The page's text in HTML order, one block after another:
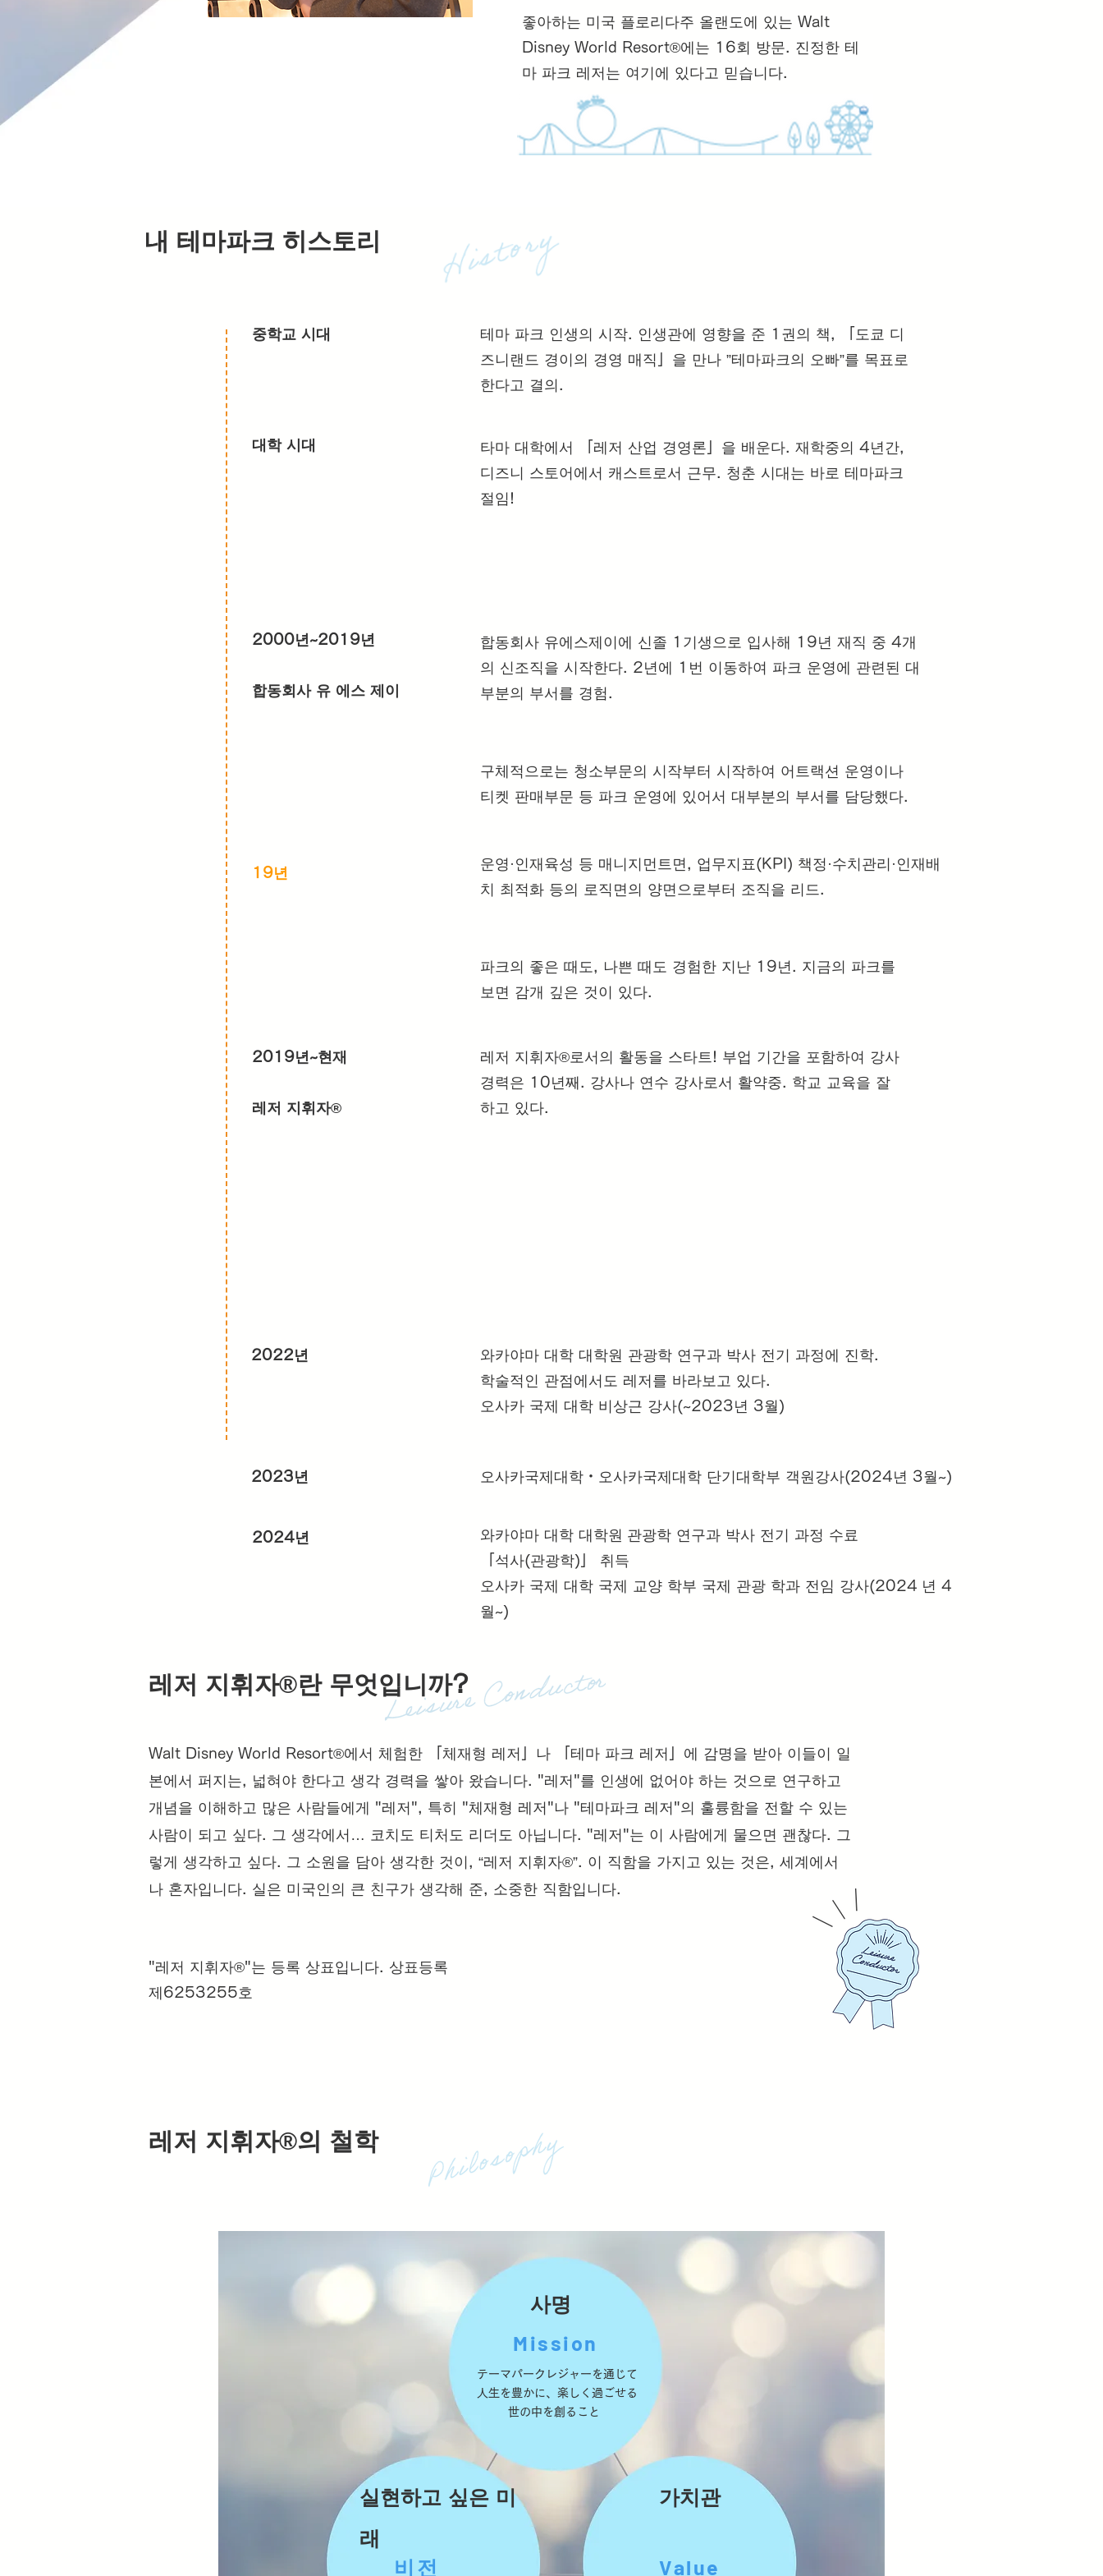
좋아하는 미국 플로리다주 올랜도에 있는 Walt
Disney World Resort®에는 16회 방문. 진정한 테
마 파크 레저는 여기에 있다고 믿습니다.
내 테마파크 히스토리
중학교 시대
대학 시대
테마 파크 인생의 시작. 인생관에 영향을 준 1권의 책, 「도쿄 디
즈니랜드 경이의 경영 매직」을 만나 ”테마파크의 오빠”를 목표로
한다고 결의.
타마 대학에서 「레저 산업 경영론」을 배운다. 재학중의 4년간,
디즈니 스토어에서 캐스트로서 근무. 청춘 시대는 바로 테마파크
절임!
2000년~2019년
합동회사 유 에스 제이
합동회사 유에스제이에 신졸 1기생으로 입사해 19년 재직 중 4개
의 신조직을 시작한다. 2년에 1번 이동하여 파크 운영에 관련된 대
부분의 부서를 경험.
구체적으로는 청소부문의 시작부터 시작하여 어트랙션 운영이나
티켓 판매부문 등 파크 운영에 있어서 대부분의 부서를 담당했다.
19년
운영·인재육성 등 매니지먼트면, 업무지표(KPI) 책정·수치관리·인재배
치 최적화 등의 로직면의 양면으로부터 조직을 리드.
파크의 좋은 때도, 나쁜 때도 경험한 지난 19년. 지금의 파크를
보면 감개 깊은 것이 있다.
2019년~현재
레저 지휘자®️
레저 지휘자®️로서의 활동을 스타트! 부업 기간을 포함하여 강사
경력은 10년째. 강사나 연수 강사로서 활약중. 학교 교육을 잘
하고 있다.
2022년
와카야마 대학 대학원 관광학 연구과 박사 전기 과정에 진학.
학술적인 관점에서도 레저를 바라보고 있다.
오사카 국제 대학 비상근 강사(~2023년 3월)
2023년
2024년
오사카국제대학・오사카국제대학 단기대학부 객원강사(2024년 3월~)
와카야마 대학 대학원 관광학 연구과 박사 전기 과정 수료
「석사(관광학)」 취득
오사카 국제 대학 국제 교양 학부 국제 관광 학과 전임 강사(2024 년 4
월~)
레저 지휘자®️란 무엇입니까?
Walt Disney World Resort®에서 체험한 「체재형 레저」나 「테마 파크 레저」에 감명을 받아 이들이 일
본에서 퍼지는, 넓혀야 한다고 생각 경력을 쌓아 왔습니다. "레저"를 인생에 없어야 하는 것으로 연구하고
개념을 이해하고 많은 사람들에게 "레저", 특히 "체재형 레저"나 "테마파크 레저"의 훌륭함을 전할 수 있는
사람이 되고 싶다. 그 생각에서… 코치도 티처도 리더도 아닙니다. "레저"는 이 사람에게 물으면 괜찮다. 그
렇게 생각하고 싶다. 그 소원을 담아 생각한 것이, “레저 지휘자®︎”. 이 직함을 가지고 있는 것은, 세계에서
나 혼자입니다. 실은 미국인의 큰 친구가 생각해 준, 소중한 직함입니다.
"레저 지휘자®️"는 등록 상표입니다. 상표등록
제6253255호
레저 지휘자®️의 철학
사명
실현하고 싶은 미
래
가치관
Mission
비전 Value
テーマパークレジャーを通じて
人生を豊かに、楽しく過ごせる
世の中を創ること